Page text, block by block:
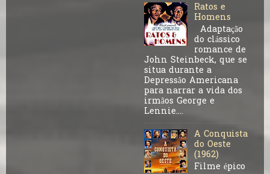
Ratos e
Homens
Adaptação
do clássico
romance de
John Steinbeck, que se
situa durante a
Depressão Americana
para narrar a vida dos
irmãos George e
Lennie....
A Conquista
do Oeste
(1962)
Filme épico